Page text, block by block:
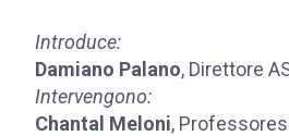
Introduce:
Damiano Palano, Direttore
Intervengono:
Chantal Meloni,